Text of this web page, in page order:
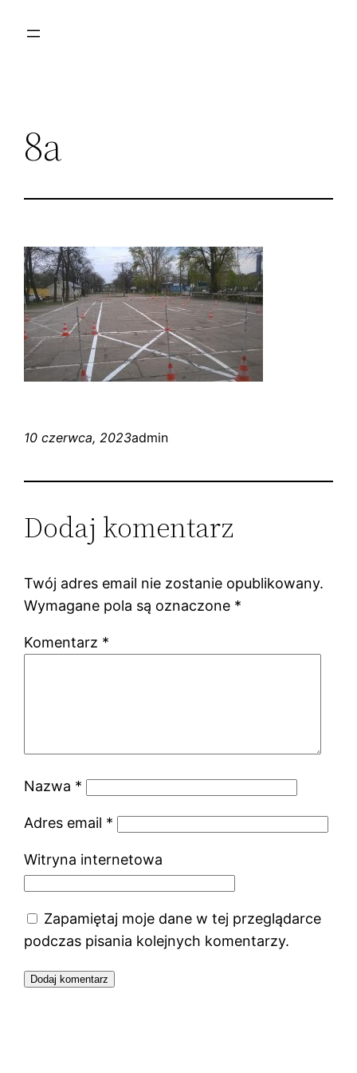
8a
10 czerwca, 2023admin
Dodaj komentarz
Twój adres email nie zostanie opublikowany.
Wymagane pola są oznaczone *
Komentarz *
Nazwa *
Adres email *
Witryna internetowa
Zapamiętaj moje dane w tej przeglądarce
podczas pisania kolejnych komentarzy.